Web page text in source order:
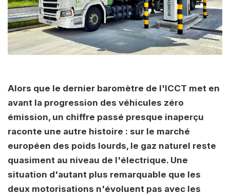
Alors que le dernier baromètre de l'ICCT met en
avant la progression des véhicules zéro
émission, un chiffre passé presque inaperçu
raconte une autre histoire : sur le marché
européen des poids lourds, le gaz naturel reste
quasiment au niveau de l'électrique. Une
situation d'autant plus remarquable que les
deux motorisations n'évoluent pas avec les